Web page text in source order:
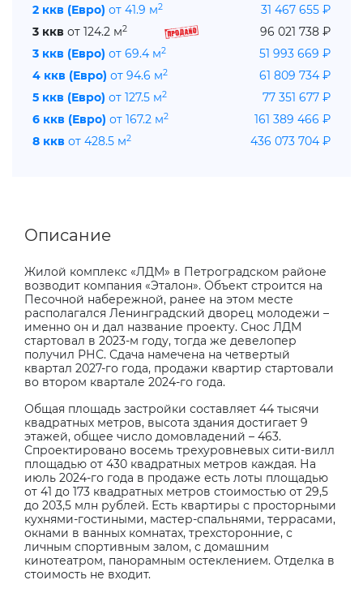
2 ккв (Евро) от 41.9 м2
31 467 655 ₽
3 ккв от 124.2 м2
96 021 738 ₽
3 ккв (Евро) от 69.4 м2
51 993 669 ₽
4 ккв (Евро) от 94.6 м2
61 809 734 ₽
5 ккв (Евро) от 127.5 м2
77 351 677 ₽
6 ккв (Евро) от 167.2 м2
161 389 466 ₽
8 ккв от 428.5 м2 436 073 704 ₽
Описание
Жилой комплекс «ЛДМ» в Петроградском районе
возводит компания «Эталон». Объект строится на
Песочной набережной, ранее на этом месте
располагался Ленинградский дворец молодежи –
именно он и дал название проекту. Снос ЛДМ
стартовал в 2023-м году, тогда же девелопер
получил РНС. Сдача намечена на четвертый
квартал 2027-го года, продажи квартир стартовали
во втором квартале 2024-го года.
Общая площадь застройки составляет 44 тысячи
квадратных метров, высота здания достигает 9
этажей, общее число домовладений – 463.
Спроектировано восемь трехуровневых сити-вилл
площадью от 430 квадратных метров каждая. На
июль 2024-го года в продаже есть лоты площадью
от 41 до 173 квадратных метров стоимостью от 29,5
до 203,5 млн рублей. Есть квартиры с просторными
кухнями-гостиными, мастер-спальнями, террасами,
окнами в ванных комнатах, трехсторонние, с
личным спортивным залом, с домашним
кинотеатром, панорамным остеклением. Отделка в
стоимость не входит.